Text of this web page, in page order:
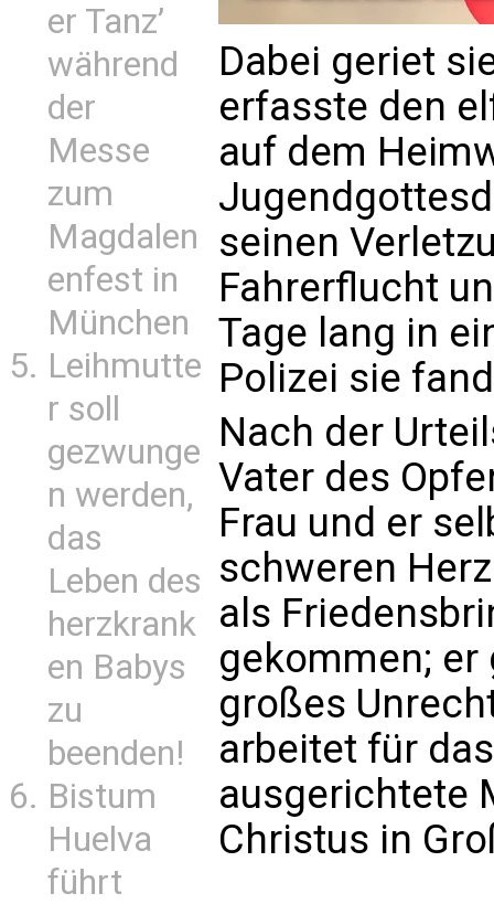
er Tanz’
während
der
Messe
zum
Magdalen
enfest in
München
Leihmutte
r soll
gezwunge
n werden,
das
Leben des
herzkrank
en Babys
zu
beenden!
Bistum
Huelva
führt
Dabei geriet
erfasste den
auf dem
seinen
Fahrerflucht
Tage lang in
Polizei sie
Nach der
Vater des
Frau und er
schweren
als
gekommen; er
großes
arbeitet für
ausgerichtete
Christus in